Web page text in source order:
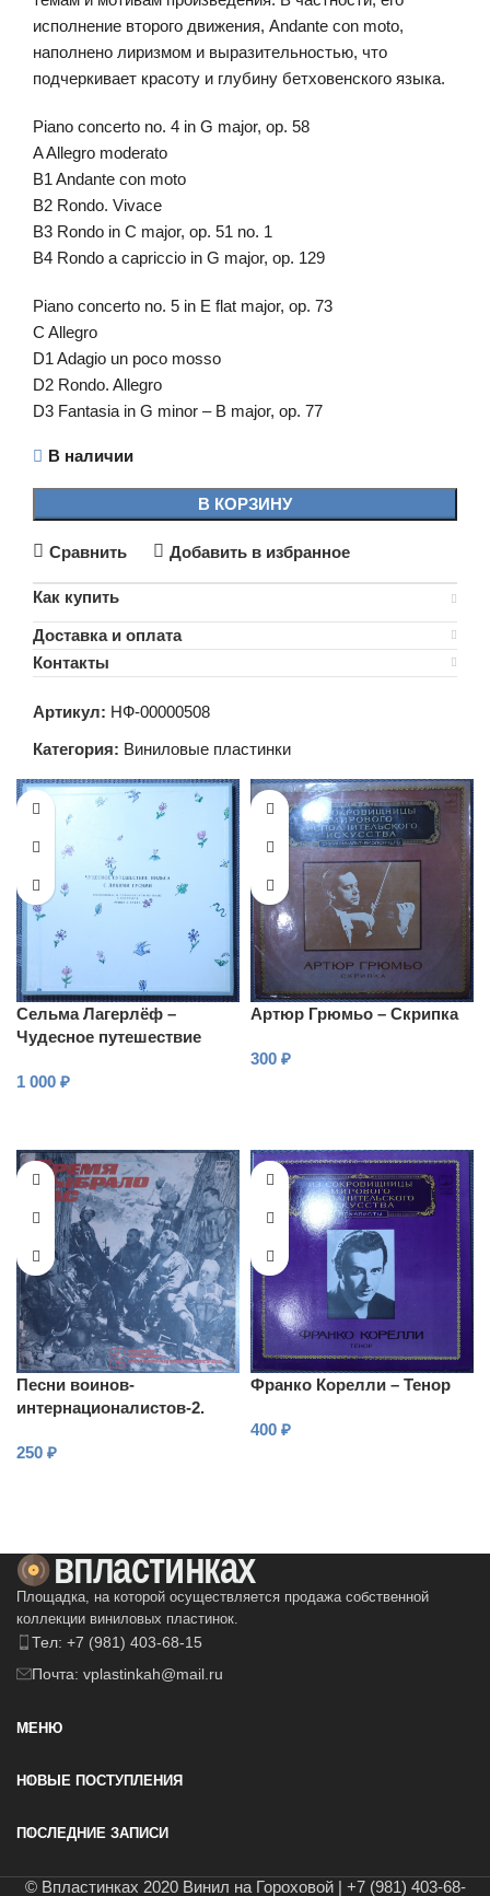
исполнение второго движения, Andante con moto,
наполнено лиризмом и выразительностью, что
подчеркивает красоту и глубину бетховенского языка.
Piano concerto no. 4 in G major, op. 58
A Allegro moderato
B1 Andante con moto
B2 Rondo. Vivace
B3 Rondo in C major, op. 51 no. 1
B4 Rondo a capriccio in G major, op. 129
Piano concerto no. 5 in E flat major, op. 73
C Allegro
D1 Adagio un poco mosso
D2 Rondo. Allegro
D3 Fantasia in G minor – B major, op. 77
В наличии
В КОРЗИНУ
Сравнить Добавить в избранное
Как купить
Доставка и оплата
Контакты
Артикул: НФ-00000508
Категория: Виниловые пластинки
Сельма Лагерлёф –
Чудесное путешествие
1 000 ₽
Артюр Грюмьо – Скрипка
300 ₽
Песни воинов-
интернационалистов-2.
250 ₽
Франко Корелли – Тенор
400 ₽
Площадка, на которой осуществляется продажа собственной
коллекции виниловых пластинок.
Тел: +7 (981) 403-68-15
Почта: vplastinkah@mail.ru
МЕНЮ
НОВЫЕ ПОСТУПЛЕНИЯ
ПОСЛЕДНИЕ ЗАПИСИ
© Впластинках 2020 Винил на Гороховой | +7 (981) 403-68-